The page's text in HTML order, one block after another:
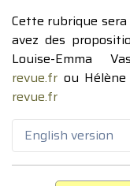
Cette rubrique
avez des
Louise-Emma
revue.fr ou
revue.fr
English version